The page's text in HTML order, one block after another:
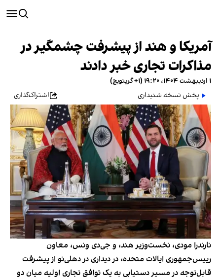
آمریکا و هند از پیشرفت چشمگیر در
مذاکرات تجاری خبر دادند
۱ اردیبهشت ۱۴۰۴، ۱۹:۲۰ (‎+۱ گرینویچ)
پخش نسخه شنیداری
اشتراک‌گذاری
نارندرا مودی، نخست‌وزیر هند، و جی‌دی ونس، معاون
رییس‌جمهوری ایالات متحده، در دیداری در دهلی‌نو از پیشرفت
قابل‌توجه در مسیر دستیابی به یک توافق تجاری اولیه میان دو